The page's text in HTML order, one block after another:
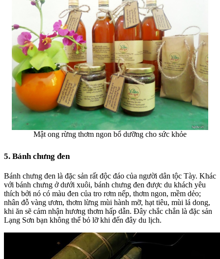
Mật ong rừng thơm ngon bổ dưỡng cho sức khỏe
5. Bánh chưng đen
Bánh chưng đen là đặc sản rất độc đáo của người dân tộc Tày. Khác
với bánh chưng ở dưới xuôi, bánh chưng đen được du khách yêu
thích bởi nó có màu đen của tro rơm nếp, thơm ngon, mềm dẻo;
nhân đỗ vàng ươm, thơm lừng mùi hành mỡ, hạt tiêu, mùi lá dong,
khi ăn sẽ cảm nhận hương thơm hấp dẫn. Đây chắc chắn là đặc sản
Lạng Sơn bạn không thể bỏ lỡ khi đến đây du lịch.